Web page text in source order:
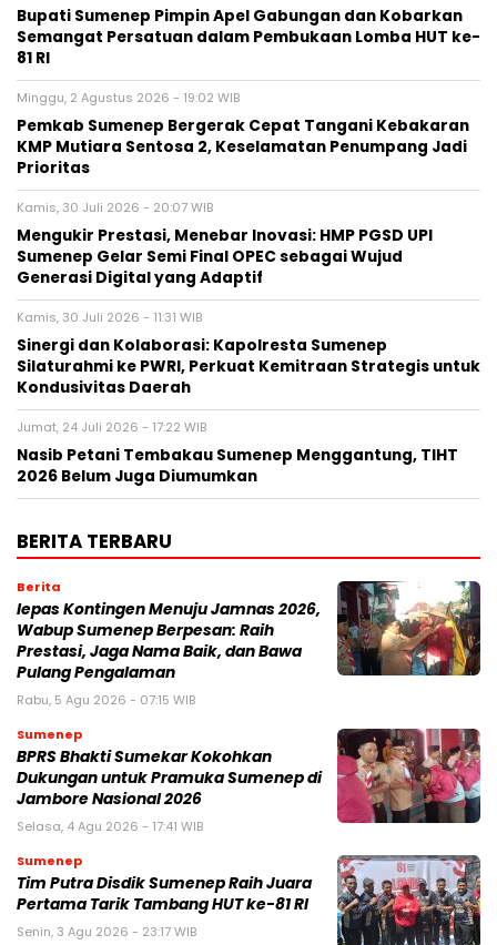
Bupati Sumenep Pimpin Apel Gabungan dan Kobarkan
Semangat Persatuan dalam Pembukaan Lomba HUT ke-
81 RI
Minggu, 2 Agustus 2026 - 19:02 WIB
Pemkab Sumenep Bergerak Cepat Tangani Kebakaran
KMP Mutiara Sentosa 2, Keselamatan Penumpang Jadi
Prioritas
Kamis, 30 Juli 2026 - 20:07 WIB
Mengukir Prestasi, Menebar Inovasi: HMP PGSD UPI
Sumenep Gelar Semi Final OPEC sebagai Wujud
Generasi Digital yang Adaptif
Kamis, 30 Juli 2026 - 11:31 WIB
Sinergi dan Kolaborasi: Kapolresta Sumenep
Silaturahmi ke PWRI, Perkuat Kemitraan Strategis untuk
Kondusivitas Daerah
Jumat, 24 Juli 2026 - 17:22 WIB
Nasib Petani Tembakau Sumenep Menggantung, TIHT
2026 Belum Juga Diumumkan
BERITA TERBARU
Berita
lepas Kontingen Menuju Jamnas 2026,
Wabup Sumenep Berpesan: Raih
Prestasi, Jaga Nama Baik, dan Bawa
Pulang Pengalaman
Rabu, 5 Agu 2026 - 07:15 WIB
Sumenep
BPRS Bhakti Sumekar Kokohkan
Dukungan untuk Pramuka Sumenep di
Jambore Nasional 2026
Selasa, 4 Agu 2026 - 17:41 WIB
Sumenep
Tim Putra Disdik Sumenep Raih Juara
Pertama Tarik Tambang HUT ke-81 RI
Senin, 3 Agu 2026 - 23:17 WIB